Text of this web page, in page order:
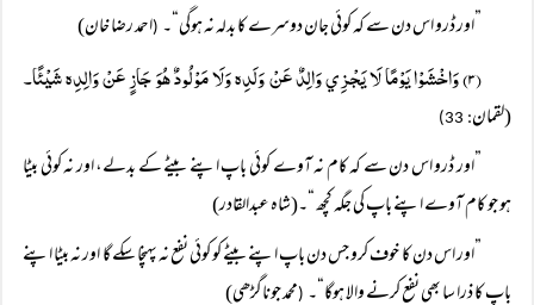
”اور ڈرو اس دن سے کہ کوئی جان دوسرے کا بدلہ نہ ہوگی“۔ (احمد رضا خان)
(۳) وَاخْشَوْا يَوْمًا لَا يَجْزِي وَالِدٌ عَنْ وَلَدِہ وَلَا مَوْلُودٌ ھُوَ جَازٍ عَنْ وَالِدِہ شَيْئًا۔
(لقمان: 33)
”اور ڈرو اس دن سے کہ کام نہ آوے کوئی باپ اپنے بیٹے کے بدلے، اور نہ کوئی بیٹا
ہو جو کام آوے اپنے باپ کی جگہ کچھ “۔(شاہ عبدالقادر)
”اور اس دن کا خوف کرو جس دن باپ اپنے بیٹے کو کوئی نفع نہ پہنچا سکے گا اور نہ بیٹا اپنے
باپ کا ذرا سا بھی نفع کرنے والا ہوگا“۔ (محمد جوناگڑھی)